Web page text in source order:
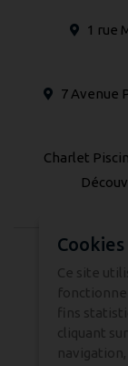
1 rue
7 Avenue
Charlet
© 2024
Ce site
fins
cliquant